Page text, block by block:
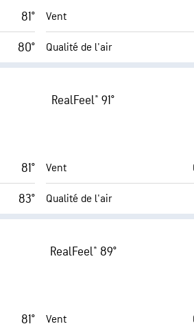
9 (Très
81°
80°
Vent
Qualité de l'air
69° F
AccuLumen Brightness
RealFeel® 91°
81°
83°
Vent
Qualité de l'air
Couverture nuageuse
RealFeel® 89°
81° Vent